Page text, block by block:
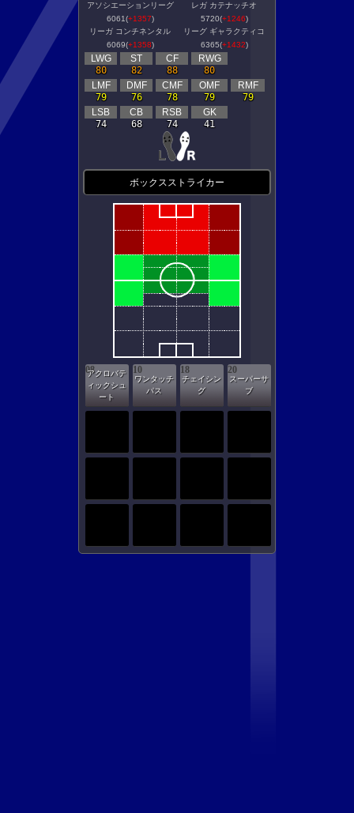
アソシエーションリーグ
レガ カテナッチオ
6061(+1357) 5720(+1246)
リーガ コンチネンタル
リーグ ギャラクティコ
6069(+1358) 6365(+1432)
LWG
80
ST
82
CF
88
RWG
80
LMF
79
DMF
76
CMF
78
OMF
79
RMF
79
LSB
74
CB
68
RSB
74
GK
41
ボックスストライカー
08
アクロバテ
ィックシュ
ート
10
ワンタッチ
パス
18
チェイシン
グ
20
スーパーサ
ブ